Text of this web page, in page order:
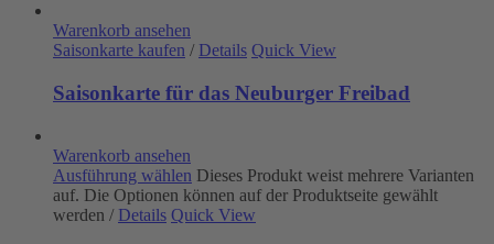
Warenkorb ansehen
Saisonkarte kaufen / Details Quick View
Saisonkarte für das Neuburger Freibad
Warenkorb ansehen
Ausführung wählen Dieses Produkt weist mehrere Varianten
auf. Die Optionen können auf der Produktseite gewählt
werden / Details Quick View